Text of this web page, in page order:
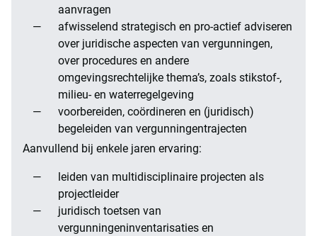
aanvragen
afwisselend strategisch en pro-actief adviseren
over juridische aspecten van vergunningen,
over procedures en andere
omgevingsrechtelijke thema’s, zoals stikstof-,
milieu- en waterregelgeving
voorbereiden, coördineren en (juridisch)
begeleiden van vergunningentrajecten
Aanvullend bij enkele jaren ervaring:
leiden van multidisciplinaire projecten als
projectleider
juridisch toetsen van
vergunningeninventarisaties en